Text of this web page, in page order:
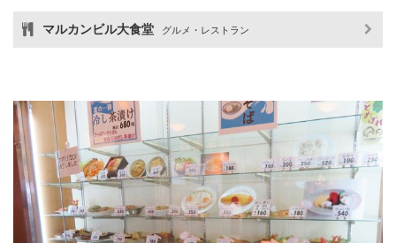
マルカンビル大食堂 グルメ・レストラン